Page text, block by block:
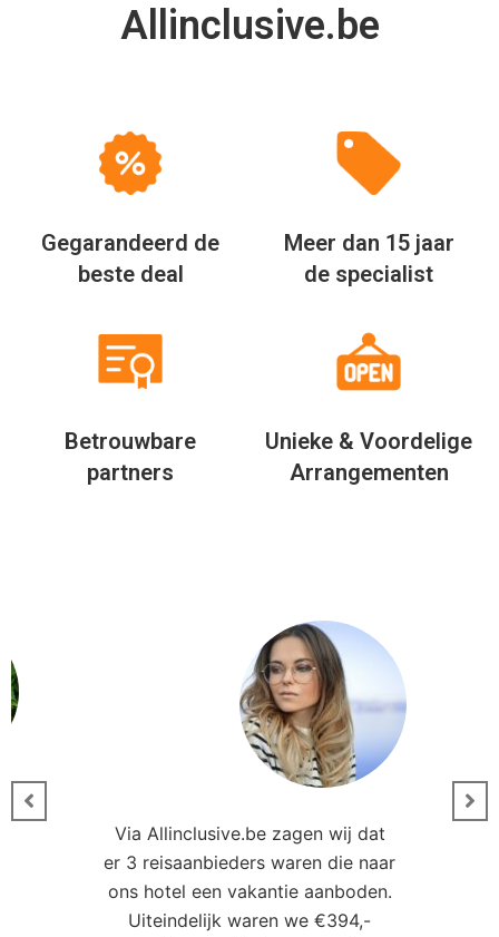
Allinclusive.be
Gegarandeerd de
beste deal
Meer dan 15 jaar
de specialist
Betrouwbare
partners
Unieke & Voordelige
Arrangementen
Via Allinclusive.be zagen wij dat
er 3 reisaanbieders waren die naar
ons hotel een vakantie aanboden.
Uiteindelijk waren we €394,-